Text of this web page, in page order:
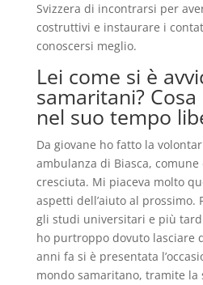
Svizzera di incontrarsi per
costruttivi e instaurare i
conoscersi meglio.
Lei come si è
samaritani?
nel suo tempo
Da giovane ho fatto la
ambulanza di Biasca, comune
cresciuta. Mi piaceva molto
aspetti dell’aiuto al prossimo.
gli studi universitari e più
ho purtroppo dovuto lasciare
anni fa si è presentata
mondo samaritano, tramite la